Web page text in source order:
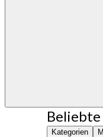
Kategorien